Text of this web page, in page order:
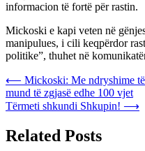
informacion të fortë për rastin.
Mickoski e kapi veten në
manipulues, i cili keqpërdor
politike”, thuhet në
Post
navigation
⟵ Mickoski: Me ndryshime
mund të zgjasë edhe 100 vjet
Tërmeti shkundi Shkupin! ⟶
Related Posts